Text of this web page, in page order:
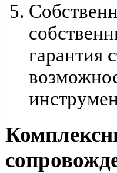
гарантия